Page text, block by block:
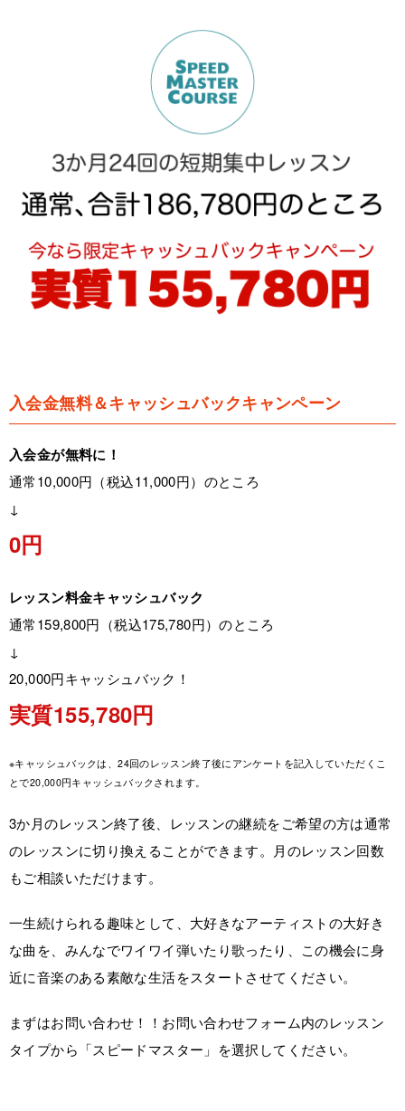
入会金無料＆キャッシュバックキャンペーン
入会金が無料に！
通常10,000円（税込11,000円）のところ
↓
0円
レッスン料金キャッシュバック
通常159,800円（税込175,780円）のところ
↓
20,000円キャッシュバック！
実質155,780円
※キャッシュバックは、24回のレッスン終了後にアンケートを記入していただくこ
とで20,000円キャッシュバックされます。
3か月のレッスン終了後、レッスンの継続をご希望の方は通常
のレッスンに切り換えることができます。月のレッスン回数
もご相談いただけます。
一生続けられる趣味として、大好きなアーティストの大好き
な曲を、みんなでワイワイ弾いたり歌ったり、この機会に身
近に音楽のある素敵な生活をスタートさせてください。
まずはお問い合わせ！！お問い合わせフォーム内のレッスン
タイプから「スピードマスター」を選択してください。